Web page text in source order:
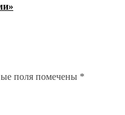
поля помечены *